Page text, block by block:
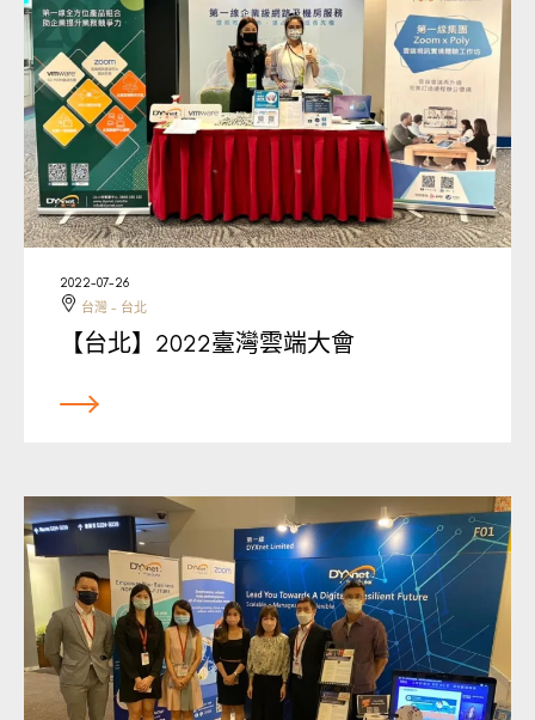
2022-07-26
台灣 - 台北
【台北】2022臺灣雲端大會